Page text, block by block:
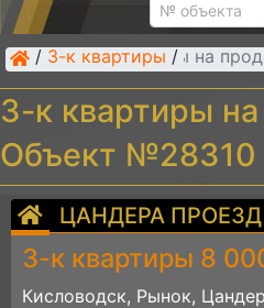
/ 3-к квартиры /
3-к квартиры
Объект №28310
ЦАНДЕРА ПРОЕЗД
3-к квартиры 8
Кисловодск, Рынок,